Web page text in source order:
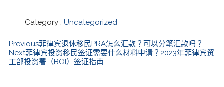
Category : Uncategorized
Previous菲律宾退休移民PRA怎么汇款？可以分笔汇款吗？
Next菲律宾投资移民签证需要什么材料申请？2023年菲律宾贸
工部投资署（BOI）签证指南